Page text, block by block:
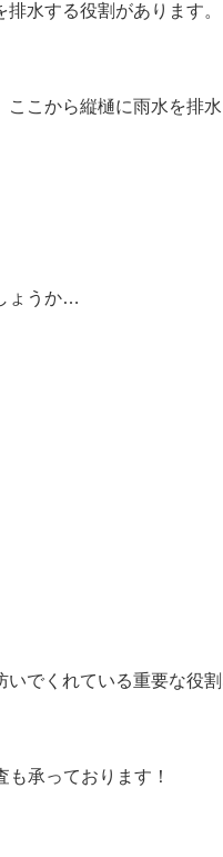
水する役割があります。
こから縦樋に雨水を排水
ょうか…
でくれている重要な役割
承っております！